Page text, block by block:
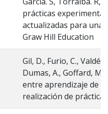
prácticas
actualizadas para una
Graw Hill Education
Gil, D., Furio, C.,
Dumas, A., Goffard,
entre aprendizaje de
realización de